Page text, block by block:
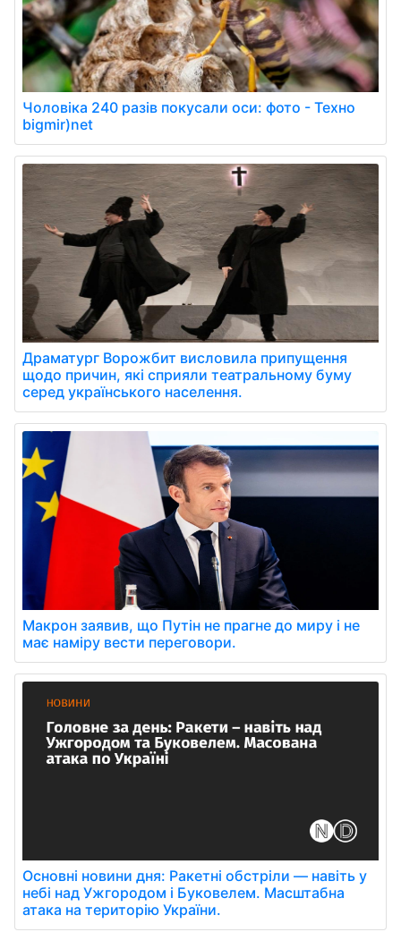
Чоловіка 240 разів покусали оси: фото - Техно
bigmir)net
Драматург Ворожбит висловила припущення
щодо причин, які сприяли театральному буму
серед українського населення.
Макрон заявив, що Путін не прагне до миру і не
має наміру вести переговори.
Основні новини дня: Ракетні обстріли — навіть у
небі над Ужгородом і Буковелем. Масштабна
атака на територію України.